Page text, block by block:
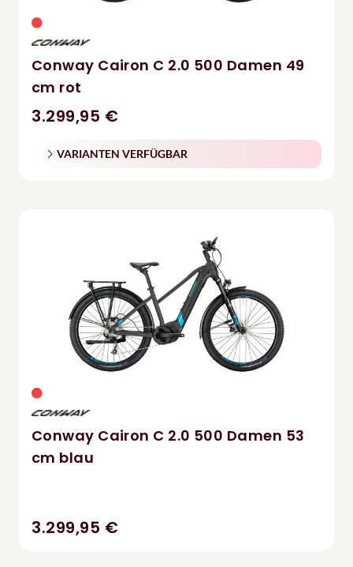
Conway Cairon C 2.0 500 Damen 49
cm rot
3.299,95 €
VARIANTEN VERFÜGBAR
Conway Cairon C 2.0 500 Damen 53
cm blau
3.299,95 €